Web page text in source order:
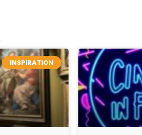
INSPIRATION